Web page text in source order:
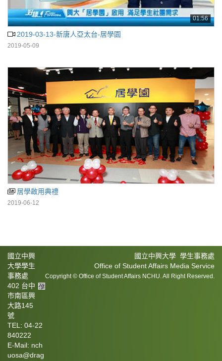
01:56
2019-03-13-新唐人亞太台-居學園
2019-05-09
居學啟用典禮
2019-06-12
國立中興大學 學生事務處
Office of Student Affairs Media Service
Copyright © Office of Student Affairs NCHU. All Right Reserved.
國立中興
大學學生
事務處
402 台中
市南區興
大路145
號
TEL: 04-22
840222
E-Mail: nch
uosa@drag